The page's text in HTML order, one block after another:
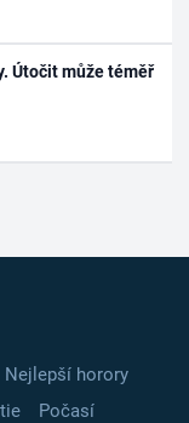
Útočit může téměř
Nejlepší horory
Počasí